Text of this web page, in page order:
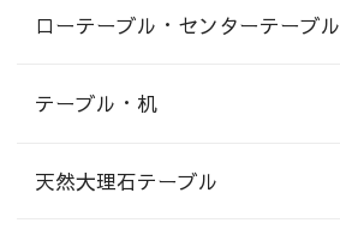
ローテーブル・センターテーブル
テーブル・机
天然大理石テーブル